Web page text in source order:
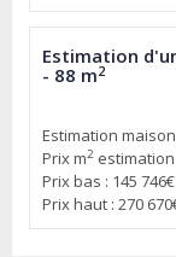
Estimation
- 88 m2
Estimation maison
Prix m2 estimation
Prix bas : 145 746€
Prix haut : 270